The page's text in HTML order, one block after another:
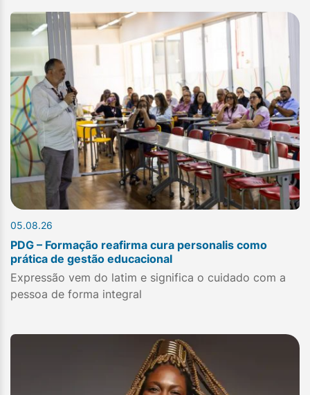
05.08.26
PDG – Formação reafirma cura personalis como
prática de gestão educacional
Expressão vem do latim e significa o cuidado com a
pessoa de forma integral